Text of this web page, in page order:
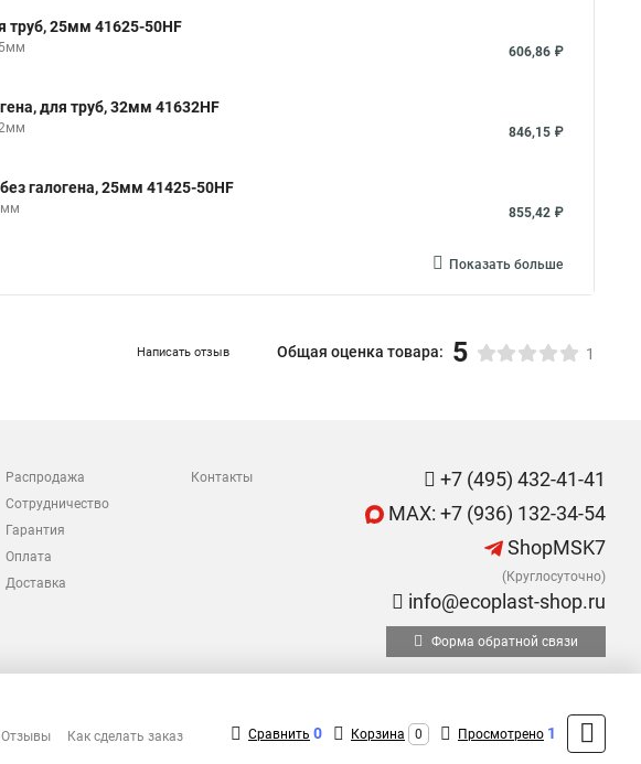
труб, 25мм 41625-50HF
606,86 ₽
для труб, 32мм 41632HF
846,15 ₽
галогена, 25мм 41425-50HF
855,42 ₽
Показать больше
Написать отзыв Общая оценка товара: 5 1
Распродажа
Сотрудничество
Гарантия
Оплата
Доставка
Контакты
+7 (495) 432-41-41
MAX: +7 (936) 132-34-54
ShopMSK7
(Круглосуточно)
info@ecoplast-shop.ru
Форма обратной связи
Отзывы Как сделать заказ Сравнить 0 Корзина 0 Просмотрено 1